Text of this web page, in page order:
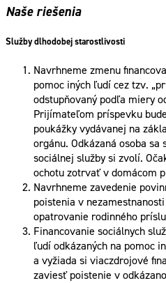
Naše riešenia
Služby dlhodobej starostlivosti
Navrhneme zmenu
pomoc iných ľudí cez tzv.
odstupňovaný podľa miery
Prijímateľom príspevku
poukážky vydávanej na
orgánu. Odkázaná osoba sa
sociálnej služby si zvolí.
ochotu zotrvať v domácom
Navrhneme zavedenie
poistenia v
opatrovanie rodinného
Financovanie sociálnych
ľudí odkázaných na pomoc
a vyžiada si viaczdrojové
zaviesť poistenie v